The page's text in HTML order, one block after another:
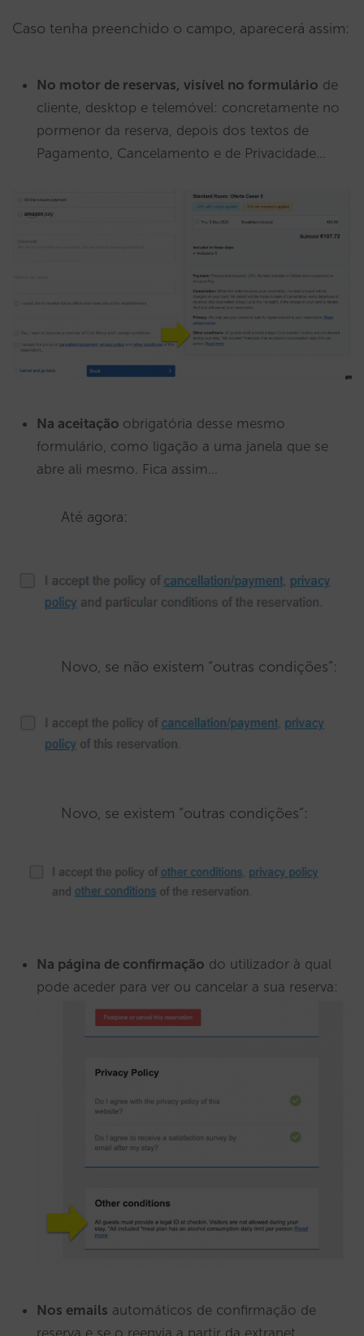
Caso tenha preenchido o campo, aparecerá assim:
No motor de reservas, visível no formulário de
cliente, desktop e telemóvel: concretamente no
pormenor da reserva, depois dos textos de
Pagamento, Cancelamento e de Privacidade…
Na aceitação obrigatória desse mesmo
formulário, como ligação a uma janela que se
abre ali mesmo. Fica assim…
Até agora:
Novo, se não existem “outras condições”:
Novo, se existem “outras condições”:
Na página de confirmação do utilizador à qual
pode aceder para ver ou cancelar a sua reserva:
Nos emails automáticos de confirmação de